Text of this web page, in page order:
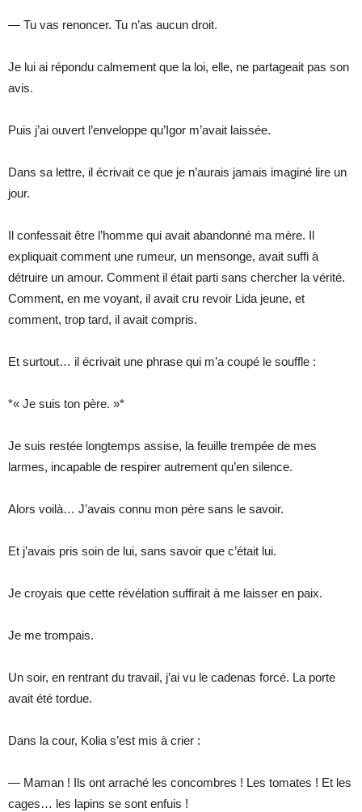
— Tu vas renoncer. Tu n’as aucun droit.
Je lui ai répondu calmement que la loi, elle, ne partageait pas son
avis.
Puis j’ai ouvert l’enveloppe qu’Igor m’avait laissée.
Dans sa lettre, il écrivait ce que je n’aurais jamais imaginé lire un
jour.
Il confessait être l’homme qui avait abandonné ma mère. Il
expliquait comment une rumeur, un mensonge, avait suffi à
détruire un amour. Comment il était parti sans chercher la vérité.
Comment, en me voyant, il avait cru revoir Lida jeune, et
comment, trop tard, il avait compris.
Et surtout… il écrivait une phrase qui m’a coupé le souffle :
*« Je suis ton père. »*
Je suis restée longtemps assise, la feuille trempée de mes
larmes, incapable de respirer autrement qu’en silence.
Alors voilà… J’avais connu mon père sans le savoir.
Et j’avais pris soin de lui, sans savoir que c’était lui.
Je croyais que cette révélation suffirait à me laisser en paix.
Je me trompais.
Un soir, en rentrant du travail, j’ai vu le cadenas forcé. La porte
avait été tordue.
Dans la cour, Kolia s’est mis à crier :
— Maman ! Ils ont arraché les concombres ! Les tomates ! Et les
cages… les lapins se sont enfuis !